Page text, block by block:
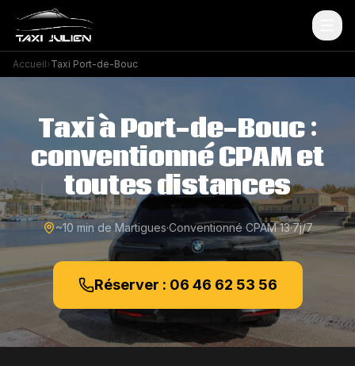
Accueil›Taxi Port-de-Bouc
Taxi àPort-de-Bouc:
conventionné CPAM et
toutes distances
~10 min de Martigues·Conventionné CPAM 13·7j/7
Réserver : 06 46 62 53 56